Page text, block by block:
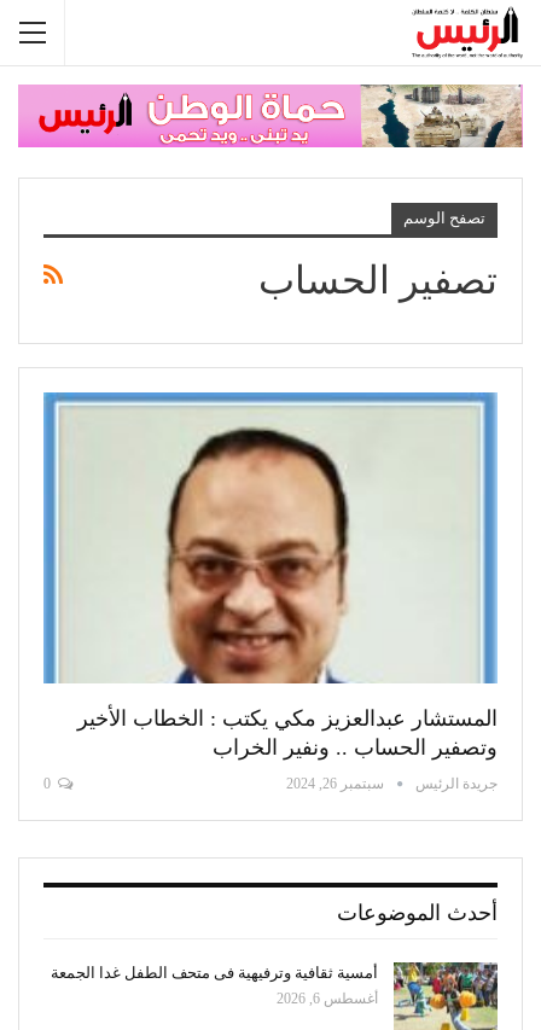
تصفح الوسم
تصفير الحساب
المستشار عبدالعزيز مكي يكتب : الخطاب الأخير
وتصفير الحساب .. ونفير الخراب
جريدة الرئيس سبتمبر 26, 2024
أحدث الموضوعات
أمسية ثقافية وترفيهية فى متحف الطفل غدا الجمعة
أغسطس 6, 2026